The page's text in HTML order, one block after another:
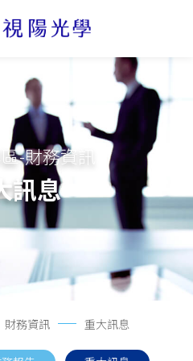
-財務資訊
訊息
財務資訊 重大訊息